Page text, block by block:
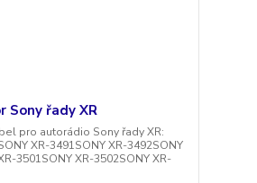
Sony řady XR
pro autorádio Sony řady XR:
XR-3491SONY XR-3492SONY
3501SONY XR-3502SONY XR-